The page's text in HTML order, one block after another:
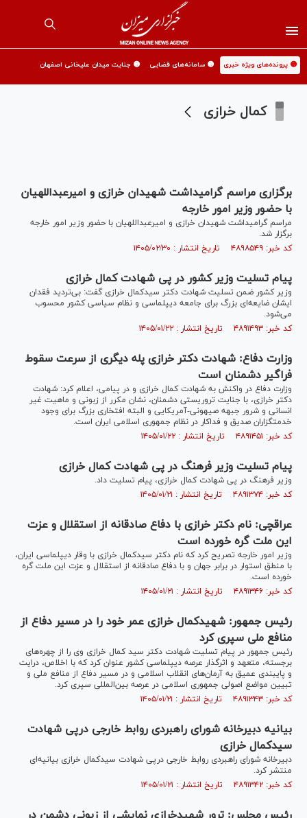
🟡 پرونده‌های ویژه خبری 🟡 سامانه‌های قضایی 🟡 جنایت میدان علیخانی اصفهان
کمال خرازی
برگزاری مراسم گرامیداشت شهیدان خرازی و امیرعبداللهیان
با حضور وزیر امور خارجه
مراسم گرامیداشت شهیدان خرازی و امیرعبداللهیان با حضور وزیر امور خارجه
برگزار شد.
کد خبر: ۴۸۹۸۵۴۹ تاریخ انتشار : ۱۴۰۵/۰۲/۳۰
پیام تسلیت وزیر کشور در پی شهادت کمال خرازی
وزیر کشور ضمن تسلیت شهادت دکتر سیدکمال خرازی گفت: بی‌تردید فقدان
ایشان ضایعه‌ای بزرگ برای جامعه دیپلماسی و نظام سیاسی کشور محسوب
می‌شود.
کد خبر: ۴۸۹۱۴۹۳ تاریخ انتشار : ۱۴۰۵/۰۱/۲۲
وزارت دفاع: شهادت دکتر خرازی پله دیگری از سرعت سقوط
فراگیر دشمنان است
وزارت دفاع در واکنش به شهادت کمال خرازی و در پیامی، اعلام کرد: شهادت
دکتر خرازی، با جنایت تروریستی دشمنان، نشان مکرر از زبونی و ماهیت غیر
انسانی و شرور جبهه صیهونی-آمریکایی و البته افتخاری بزرگ برای وجود
خدمتگزاران صدیق و فداکار در نظام جمهوری اسلامی ایران است.
کد خبر: ۴۸۹۱۴۵۱ تاریخ انتشار : ۱۴۰۵/۰۱/۲۲
پیام تسلیت وزیر فرهنگ در پی شهادت کمال خرازی
وزیر فرهنگ در پی شهادت کمال خرازی، پیام تسلیت داد.
کد خبر: ۴۸۹۱۳۷۴ تاریخ انتشار : ۱۴۰۵/۰۱/۲۱
عراقچی: نام دکتر خرازی با دفاع صادقانه از استقلال و عزت
این ملت گره خورده است
وزیر امور خارجه تصریح کرد که نام دکتر سیدکمال خرازی با وقار دیپلماسی ایران،
با منطق استوار در برابر جهان و با دفاع صادقانه از استقلال و عزت این ملت گره
خورده است.
کد خبر: ۴۸۹۱۳۴۶ تاریخ انتشار : ۱۴۰۵/۰۱/۲۱
رئیس جمهور: شهیدکمال خرازی عمر خود را در مسیر دفاع از
منافع ملی سپری کرد
رئیس جمهور در پیام تسلیت شهادت دکتر سید کمال خرازی وی را از چهره‌های
برجسته، متعهد و اثرگذار عرصه دیپلماسی کشور عنوان کرد که با اخلاص، درایت
و پایبندی عمیق به آرمان‌های انقلاب اسلامی و در مسیر دفاع از منافع ملی و
تبیین مواضع اصولی جمهوری اسلامی در عرصه بین‌المللی سپری کرد.
کد خبر: ۴۸۹۱۳۴۳ تاریخ انتشار : ۱۴۰۵/۰۱/۲۱
بیانیه دبیرخانه شورای راهبردی روابط خارجی درپی شهادت
سیدکمال خرازی
دبیرخانه شورای راهبردی روابط خارجی درپی شهادت سیدکمال خرازی بیانیه‌ای
منتشر کرد.
کد خبر: ۴۸۹۱۳۴۲ تاریخ انتشار : ۱۴۰۵/۰۱/۲۱